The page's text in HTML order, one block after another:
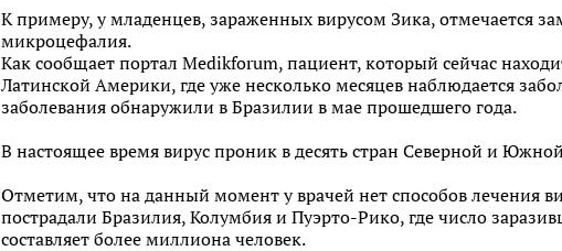
К примеру, у младенцев, зараженных вирусом Зика, отмечается
микроцефалия.
Как сообщает портал Medikforum, пациент, который сейчас
Латинской Америки, где уже несколько месяцев наблюдается
заболевания обнаружили в Бразилии в мае прошедшего года.
В настоящее время вирус проник в десять стран Северной и
Отметим, что на данный момент у врачей нет способов лечения
пострадали Бразилия, Колумбия и Пуэрто-Рико, где число
составляет более миллиона человек.